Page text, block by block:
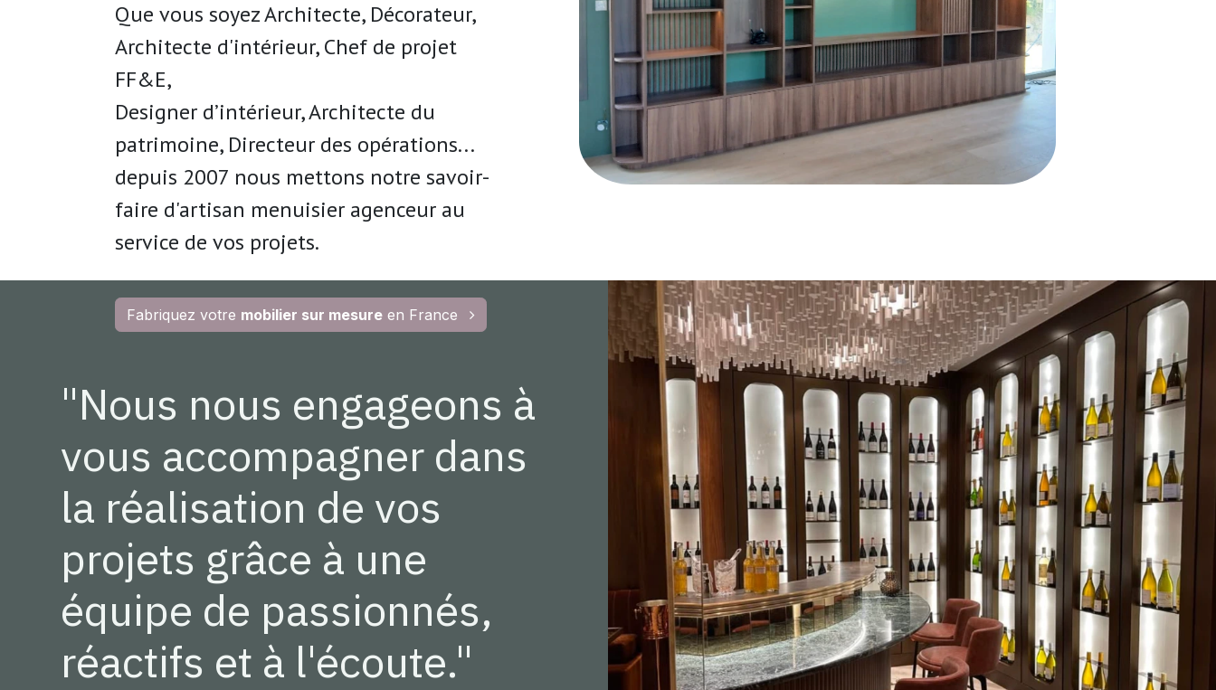
Que vous soyez Architecte, Décorateur,
Architecte d'intérieur, Chef de projet
FF&E,
Designer d’intérieur, Architecte du
patrimoine, Directeur des opérations...
depuis 2007 nous mettons notre savoir-
faire d'artisan menuisier agenceur au
service de vos projets.
Fabriquez votre mobilier sur mesure en France
"Nous nous engageons à
vous accompagner dans
la réalisation de vos
projets grâce à une
équipe de passionnés,
réactifs et à l'écoute."